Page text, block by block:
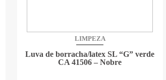
LIMPEZA
Luva de borracha/latex SL “G” verde
CA 41506 – Nobre